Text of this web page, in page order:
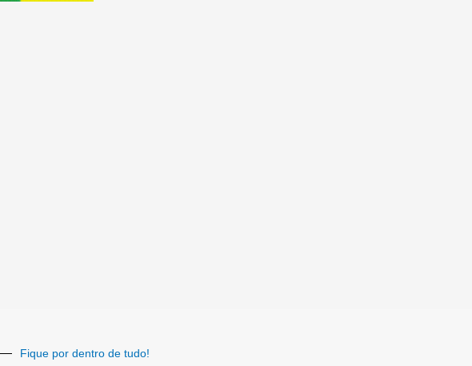
Fique por dentro de tudo!